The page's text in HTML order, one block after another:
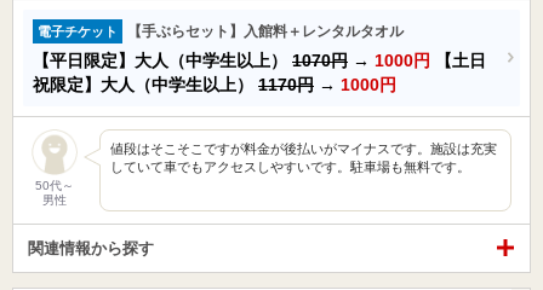
電子チケット 【手ぶらセット】入館料＋レンタルタオル
【平日限定】大人（中学生以上） 1070円 → 1000円
【土日
祝限定】大人（中学生以上） 1170円 → 1000円
50代～
男性
値段はそこそこですが料金が後払いがマイナスです。施設は充実
していて車でもアクセスしやすいです。駐車場も無料です。
関連情報から探す